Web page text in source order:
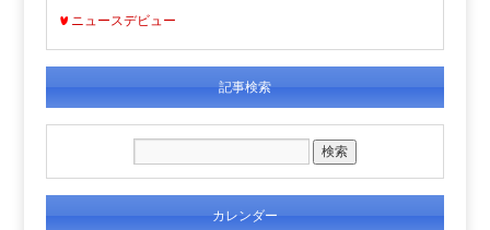
ニュースデビュー
記事検索
カレンダー